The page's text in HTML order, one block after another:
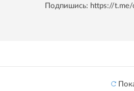
Подпишись: https://